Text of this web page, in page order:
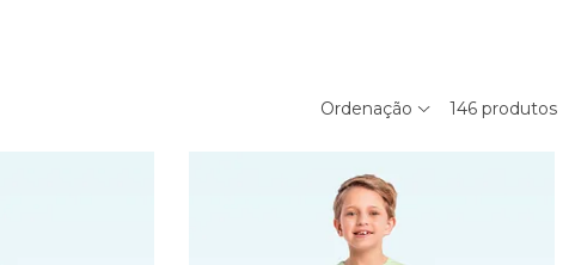
Ordenação 146 produtos